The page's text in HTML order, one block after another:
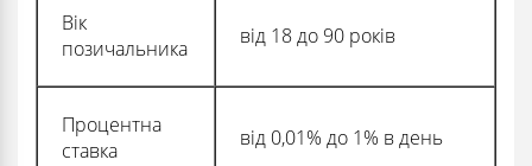
Вік
позичальника
від 18 до 90 років
Процентна
ставка
від 0,01% до 1% в день